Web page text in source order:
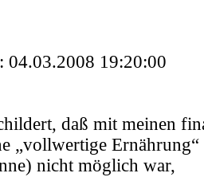
04.03.2008 19:20:00
daß mit meinen
„vollwertige Ernährung“
nicht möglich war,